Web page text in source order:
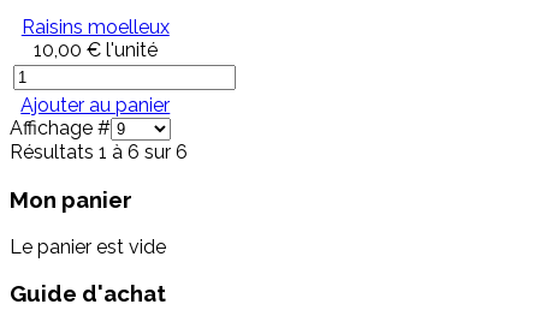
Raisins moelleux
10,00 € l'unité
Ajouter au panier
Affichage #
Résultats 1 à 6 sur 6
Mon panier
Le panier est vide
Guide d'achat